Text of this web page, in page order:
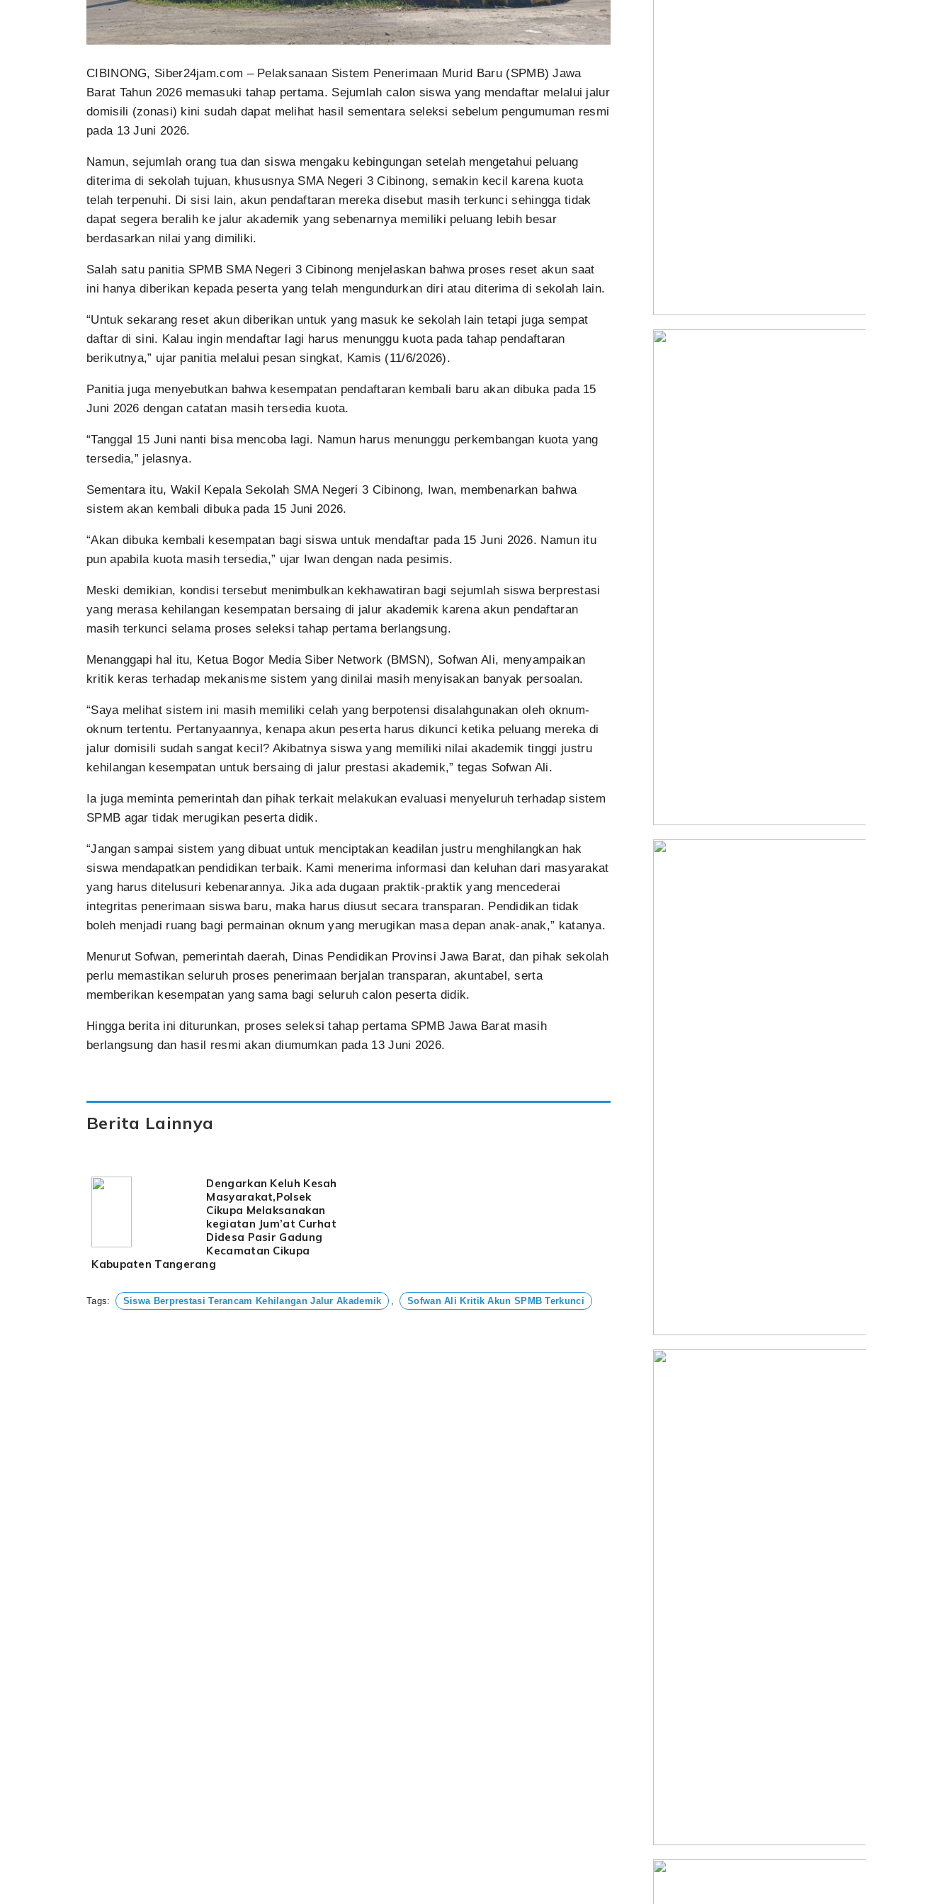
CIBINONG, Siber24jam.com – Pelaksanaan Sistem Penerimaan Murid Baru (SPMB) Jawa
Barat Tahun 2026 memasuki tahap pertama. Sejumlah calon siswa yang mendaftar melalui jalur
domisili (zonasi) kini sudah dapat melihat hasil sementara seleksi sebelum pengumuman resmi
pada 13 Juni 2026.
Namun, sejumlah orang tua dan siswa mengaku kebingungan setelah mengetahui peluang
diterima di sekolah tujuan, khususnya SMA Negeri 3 Cibinong, semakin kecil karena kuota
telah terpenuhi. Di sisi lain, akun pendaftaran mereka disebut masih terkunci sehingga tidak
dapat segera beralih ke jalur akademik yang sebenarnya memiliki peluang lebih besar
berdasarkan nilai yang dimiliki.
Salah satu panitia SPMB SMA Negeri 3 Cibinong menjelaskan bahwa proses reset akun saat
ini hanya diberikan kepada peserta yang telah mengundurkan diri atau diterima di sekolah lain.
“Untuk sekarang reset akun diberikan untuk yang masuk ke sekolah lain tetapi juga sempat
daftar di sini. Kalau ingin mendaftar lagi harus menunggu kuota pada tahap pendaftaran
berikutnya,” ujar panitia melalui pesan singkat, Kamis (11/6/2026).
Panitia juga menyebutkan bahwa kesempatan pendaftaran kembali baru akan dibuka pada 15
Juni 2026 dengan catatan masih tersedia kuota.
“Tanggal 15 Juni nanti bisa mencoba lagi. Namun harus menunggu perkembangan kuota yang
tersedia,” jelasnya.
Sementara itu, Wakil Kepala Sekolah SMA Negeri 3 Cibinong, Iwan, membenarkan bahwa
sistem akan kembali dibuka pada 15 Juni 2026.
“Akan dibuka kembali kesempatan bagi siswa untuk mendaftar pada 15 Juni 2026. Namun itu
pun apabila kuota masih tersedia,” ujar Iwan dengan nada pesimis.
Meski demikian, kondisi tersebut menimbulkan kekhawatiran bagi sejumlah siswa berprestasi
yang merasa kehilangan kesempatan bersaing di jalur akademik karena akun pendaftaran
masih terkunci selama proses seleksi tahap pertama berlangsung.
Menanggapi hal itu, Ketua Bogor Media Siber Network (BMSN), Sofwan Ali, menyampaikan
kritik keras terhadap mekanisme sistem yang dinilai masih menyisakan banyak persoalan.
“Saya melihat sistem ini masih memiliki celah yang berpotensi disalahgunakan oleh oknum-
oknum tertentu. Pertanyaannya, kenapa akun peserta harus dikunci ketika peluang mereka di
jalur domisili sudah sangat kecil? Akibatnya siswa yang memiliki nilai akademik tinggi justru
kehilangan kesempatan untuk bersaing di jalur prestasi akademik,” tegas Sofwan Ali.
Ia juga meminta pemerintah dan pihak terkait melakukan evaluasi menyeluruh terhadap sistem
SPMB agar tidak merugikan peserta didik.
“Jangan sampai sistem yang dibuat untuk menciptakan keadilan justru menghilangkan hak
siswa mendapatkan pendidikan terbaik. Kami menerima informasi dan keluhan dari masyarakat
yang harus ditelusuri kebenarannya. Jika ada dugaan praktik-praktik yang mencederai
integritas penerimaan siswa baru, maka harus diusut secara transparan. Pendidikan tidak
boleh menjadi ruang bagi permainan oknum yang merugikan masa depan anak-anak,” katanya.
Menurut Sofwan, pemerintah daerah, Dinas Pendidikan Provinsi Jawa Barat, dan pihak sekolah
perlu memastikan seluruh proses penerimaan berjalan transparan, akuntabel, serta
memberikan kesempatan yang sama bagi seluruh calon peserta didik.
Hingga berita ini diturunkan, proses seleksi tahap pertama SPMB Jawa Barat masih
berlangsung dan hasil resmi akan diumumkan pada 13 Juni 2026.
Berita Lainnya
Dengarkan Keluh Kesah
Masyarakat,Polsek
Cikupa Melaksanakan
kegiatan Jum’at Curhat
Didesa Pasir Gadung
Kecamatan Cikupa
Kabupaten Tangerang
Tags: Siswa Berprestasi Terancam Kehilangan Jalur Akademik Sofwan Ali Kritik Akun SPMB Terkunci